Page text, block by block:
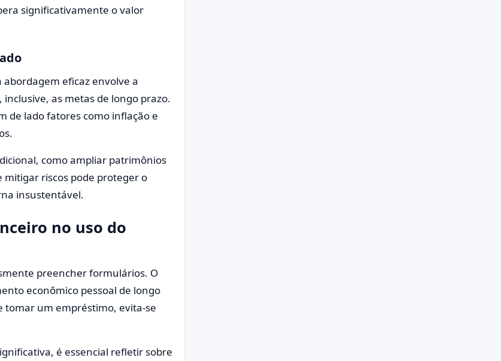
significativamente o valor
eficaz envolve a
as metas de longo prazo.
de lado fatores como inflação e
como ampliar patrimônios
riscos pode proteger o
insustentável.
no uso do
preencher formulários. O
econômico pessoal de longo
tomar um empréstimo, evita-se
é essencial refletir sobre